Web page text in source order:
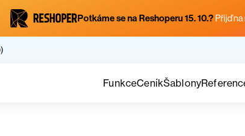
Potkáme se na Reshoperu 15. 10.? Přijď
FunkceCeníkŠablony